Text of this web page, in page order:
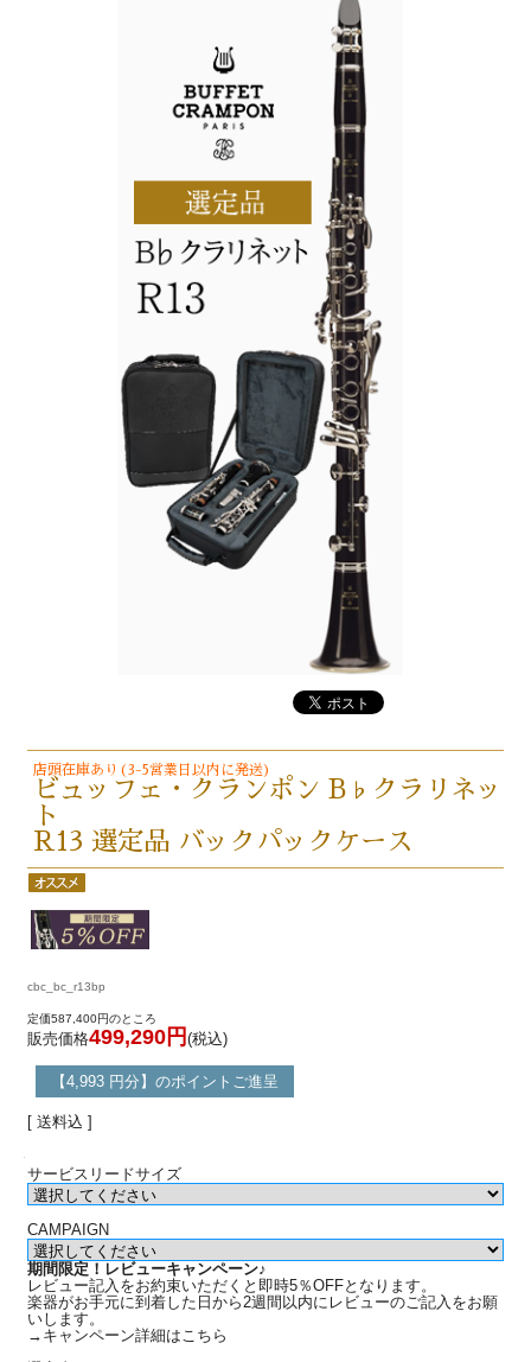
店頭在庫あり(3-5営業日以内に発送)
ビュッフェ・クランポン B♭クラリネッ
ト
R13 選定品 バックパックケース
cbc_bc_r13bp
定価587,400円のところ
販売価格499,290円 (税込)
【4,993 円分】のポイントご進呈
[ 送料込 ]
サービスリードサイズ
CAMPAIGN
期間限定！レビューキャンペーン♪
レビュー記入をお約束いただくと即時5％OFFとなります。
楽器がお手元に到着した日から2週間以内にレビューのご記入をお願
いします。
→キャンペーン詳細はこちら